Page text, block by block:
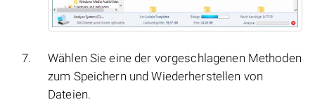
Wählen Sie eine der vorgeschlagenen Methoden
zum Speichern und Wiederherstellen von
Dateien.